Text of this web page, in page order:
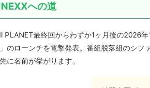
への道
PLANET最終回からわずか1ヶ月後の2026
のローンチを電撃発表。番組脱落組のシ
に名前が挙がります。